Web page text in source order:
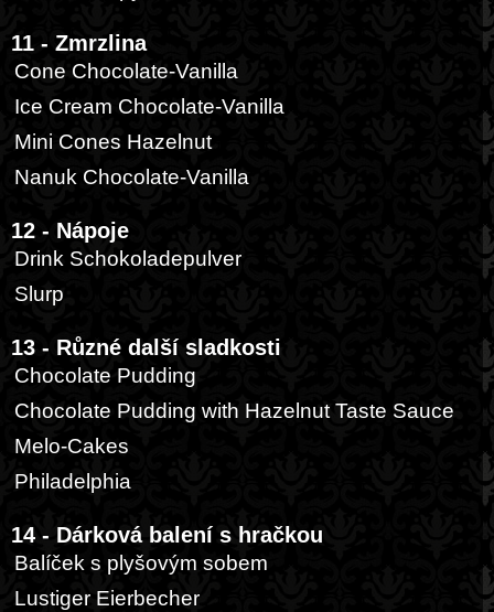
11 - Zmrzlina
Cone Chocolate-Vanilla
Ice Cream Chocolate-Vanilla
Mini Cones Hazelnut
Nanuk Chocolate-Vanilla
12 - Nápoje
Drink Schokoladepulver
Slurp
13 - Různé další sladkosti
Chocolate Pudding
Chocolate Pudding with Hazelnut Taste Sauce
Melo-Cakes
Philadelphia
14 - Dárková balení s hračkou
Balíček s plyšovým sobem
Lustiger Eierbecher